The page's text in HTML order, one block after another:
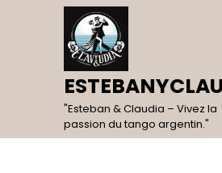
"Esteban & Claudia – Vivez la
passion du tango argentin."